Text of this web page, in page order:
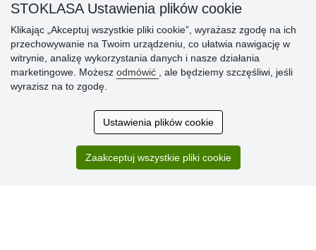
» Warunki umowy
» Sposób dostawy i płatności
» Reklamacje
» Dlaczego należy się zarejestrować?
klientów
STOKLASA Ustawienia plików cookie
Klikając „Akceptuj wszystkie pliki cookie”, wyrażasz zgodę na ich
przechowywanie na Twoim urządzeniu, co ułatwia nawigację w
witrynie, analizę wykorzystania danych i nasze działania
marketingowe. Możesz odmówić
, ale będziemy szczęśliwi, jeśli
wyrazisz na to zgodę.
Ustawienia plików cookie
Zaakceptuj wszystkie pliki cookie